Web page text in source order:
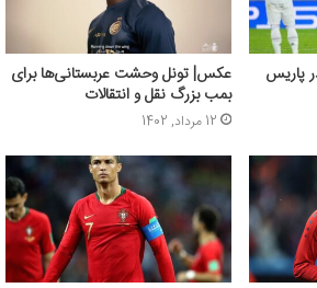
پاریس عکس| تونل وحشت عربستانی‌ها برای
بمب بزرگ نقل و انتقالات
12 مرداد, 1402